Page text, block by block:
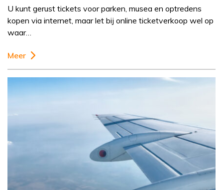
U kunt gerust tickets voor parken, musea en optredens
kopen via internet, maar let bij online ticketverkoop wel op
waar…
Meer